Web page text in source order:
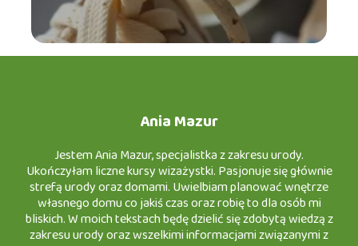
Ania Mazur
Jestem Ania Mazur, specjalistka z zakresu urody.
Ukończyłam liczne kursy wizażystki. Pasjonuje się głównie
strefą urody oraz domami. Uwielbiam planować wnętrze
własnego domu co jakiś czas oraz robię to dla osób mi
bliskich. W moich tekstach będę dzielić się zdobytą wiedzą z
zakresu urody oraz wszelkimi informacjami związanymi z